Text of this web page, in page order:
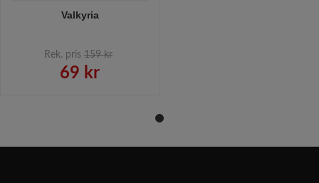
Valkyria
Rek. pris 159 kr
69 kr